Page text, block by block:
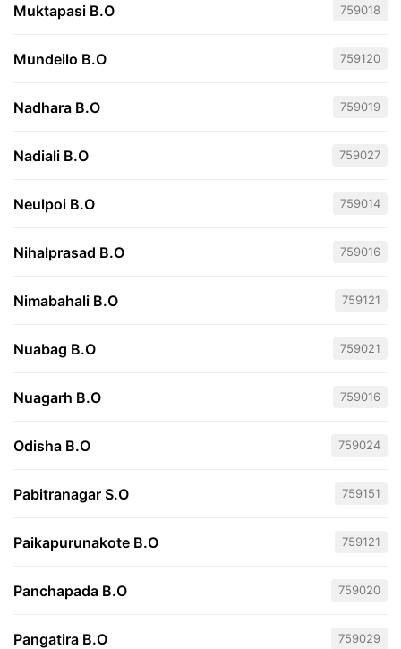
Muktapasi B.O 759018
Mundeilo B.O 759120
Nadhara B.O 759019
Nadiali B.O 759027
Neulpoi B.O 759014
Nihalprasad B.O 759016
Nimabahali B.O 759121
Nuabag B.O 759021
Nuagarh B.O 759016
Odisha B.O 759024
Pabitranagar S.O 759151
Paikapurunakote B.O 759121
Panchapada B.O 759020
Pangatira B.O 759029